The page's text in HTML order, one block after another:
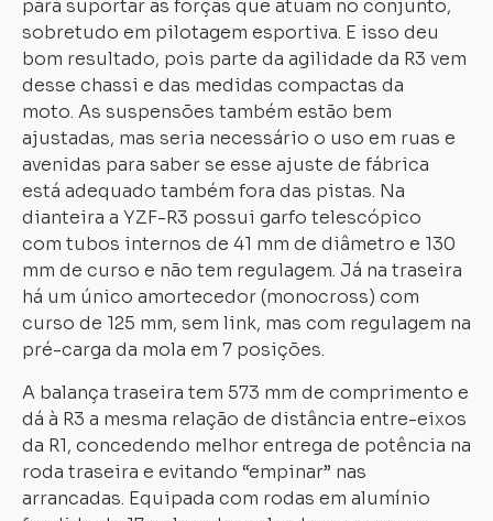
para suportar as forças que atuam no conjunto,
sobretudo em pilotagem esportiva. E isso deu
bom resultado, pois parte da agilidade da R3 vem
desse chassi e das medidas compactas da
moto. As suspensões também estão bem
ajustadas, mas seria necessário o uso em ruas e
avenidas para saber se esse ajuste de fábrica
está adequado também fora das pistas. Na
dianteira a YZF-R3 possui garfo telescópico
com tubos internos de 41 mm de diâmetro e 130
mm de curso e não tem regulagem. Já na traseira
há um único amortecedor (monocross) com
curso de 125 mm, sem link, mas com regulagem na
pré-carga da mola em 7 posições.
A balança traseira tem 573 mm de comprimento e
dá à R3 a mesma relação de distância entre-eixos
da R1, concedendo melhor entrega de potência na
roda traseira e evitando “empinar” nas
arrancadas. Equipada com rodas em alumínio